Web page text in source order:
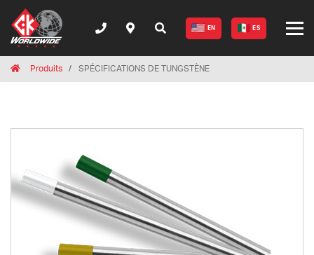
EN ES
HomeProduits SPÉCIFICATIONS DE TUNGSTÈNE